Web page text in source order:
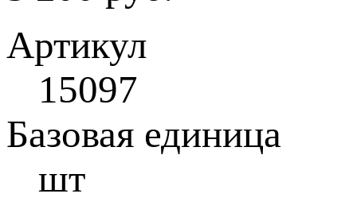
Артикул
15097
Базовая единица
шт